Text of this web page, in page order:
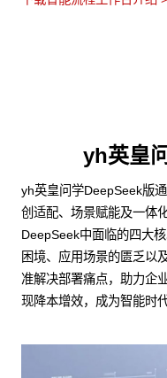
yh英皇
yh英皇问学DeepSeek版
创适配、场景赋能及一体
DeepSeek中面临的四大
困境、应用场景的匮乏以
准解决部署痛点，助力企
现降本增效，成为智能时